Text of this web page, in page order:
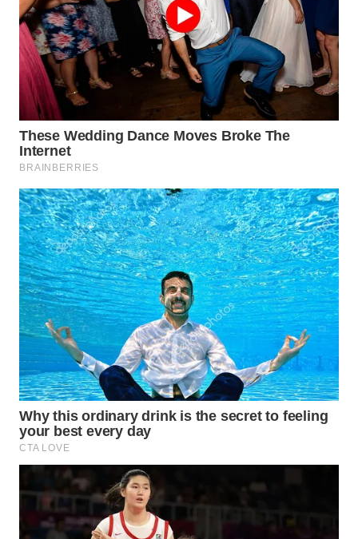
WN
KARO
WN
SIMALUNGUN
WN
LABUHANBATU
WN
TAPANULI
TENGAH
WN DELI
SERDANG
WN
TEBING
TINGGI
WN
PAKPAK
WN
KARAWANG
WN